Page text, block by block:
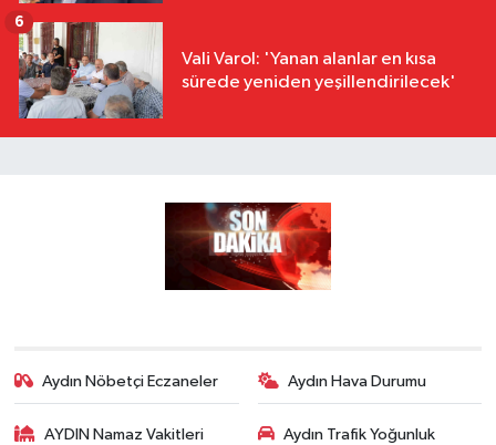
Vali Varol: 'Yanan alanlar en kısa
sürede yeniden yeşillendirilecek'
6
Aydın Nöbetçi Eczaneler Aydın Hava Durumu
AYDIN Namaz Vakitleri
Aydın Trafik Yoğunluk